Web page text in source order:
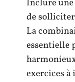
Inclure
de
La
essentielle
exercices à